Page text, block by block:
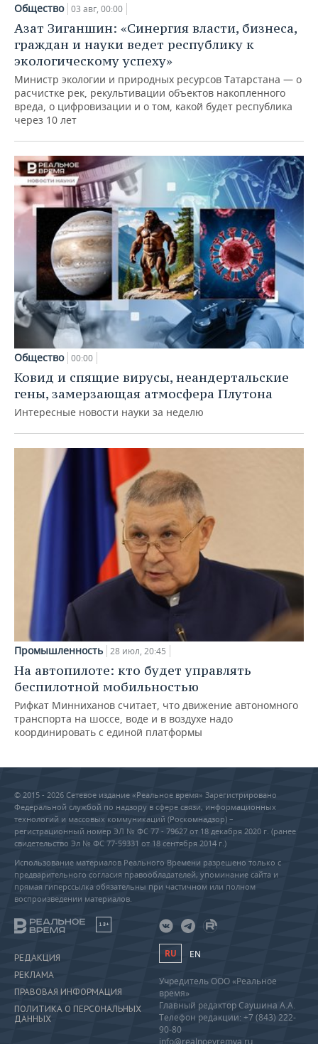
Общество 03 авг, 00:00
Азат Зиганшин: «Синергия власти, бизнеса,
граждан и науки ведет республику к
экологическому успеху»
Министр экологии и природных ресурсов Татарстана — о
расчистке рек, рекультивации объектов накопленного
вреда, о цифровизации и о том, какой будет республика
через 10 лет
Общество 00:00
Ковид и спящие вирусы, неандертальские
гены, замерзающая атмосфера Плутона
Интересные новости науки за неделю
Промышленность 28 июл, 20:45
На автопилоте: кто будет управлять
беспилотной мобильностью
Рифкат Минниханов считает, что движение автономного
транспорта на шоссе, воде и в воздухе надо
координировать с единой платформы
© 2015 - 2026 Сетевое издание «Реальное время» Зарегистрировано
Федеральной службой по надзору в сфере связи, информационных
технологий и массовых коммуникаций (Роскомнадзор) –
регистрационный номер ЭЛ № ФС 77 - 79627 от 18 декабря 2020 г. (ранее
свидетельство Эл № ФС 77-59331 от 18 сентября 2014 г.)
Использование материалов Реального Времени разрешено только с
предварительного согласия правообладателей, упоминание сайта и
прямая гиперссылка обязательны при частичном или полном
воспроизведении материалов.
18+
РЕДАКЦИЯ
РЕКЛАМА
ПРАВОВАЯ ИНФОРМАЦИЯ
ПОЛИТИКА О ПЕРСОНАЛЬНЫХ
ДАННЫХ
RU EN
Учредитель ООО «Реальное
время»
Главный редактор Саушина А.А.
Телефон редакции: +7 (843) 222-
90-80
info@realnoevremya.ru